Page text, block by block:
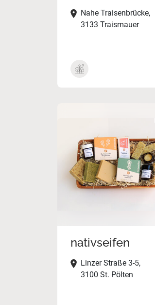
Nahe Traisenbrücke,
3133 Traismauer
nativseifen
Linzer Straße 3-5,
3100 St. Pölten